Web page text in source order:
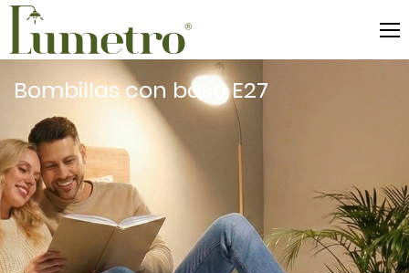
Bombillas con base E27